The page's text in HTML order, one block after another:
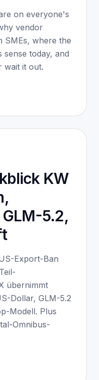
on everyone's
vendor
SMEs, where the
today, and
wait it out.
KW
5.2,
Export-Ban
übernimmt
Dollar, GLM-5.2
Modell. Plus
Omnibus-